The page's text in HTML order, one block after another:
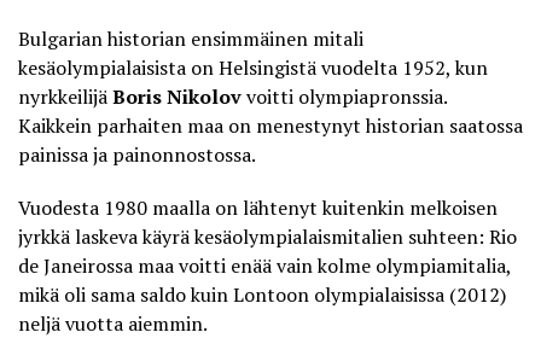
Bulgarian historian ensimmäinen mitali
kesäolympialaisista on Helsingistä vuodelta 1952, kun
nyrkkeilijäBoris Nikolovvoitti olympiapronssia.
Kaikkein parhaiten maa on menestynyt historian saatossa
painissa ja painonnostossa.
Vuodesta 1980 maalla on lähtenyt kuitenkin melkoisen
jyrkkä laskeva käyrä kesäolympialaismitalien suhteen: Rio
de Janeirossa maa voitti enää vain kolme olympiamitalia,
mikä oli sama saldo kuin Lontoon olympialaisissa (2012)
neljä vuotta aiemmin.